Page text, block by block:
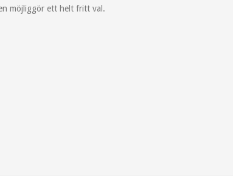
möjliggör ett helt fritt val.